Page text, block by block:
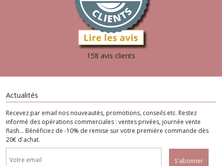
158 avis clients
Actualités
Recevez par email nos nouveautés, promotions, conseils etc. Restez
informé des opérations commerciales : ventes privées, journée vente
flash... Bénéficiez de -10% de remise sur votre première commande dès
20€ d'achat.
S'abonner